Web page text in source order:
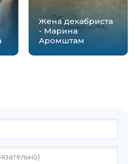
Жена декабриста
- Марина
Аромштам